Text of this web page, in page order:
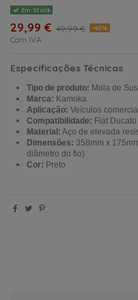
Em Stock
29,99 € 49,99 € -40%
Com IVA
Especificações Técnicas
Tipo de produto: Mola de
Marca: Kamoka
Aplicação: Veículos
Compatibilidade: Fiat
Material: Aço de elevada
Dimensões: 358mm x
diâmetro do fio)
Cor: Preto